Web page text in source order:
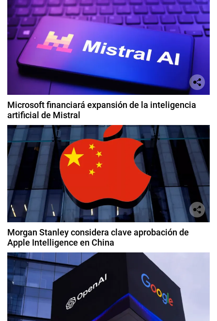
Microsoft financiará expansión de la inteligencia
artificial de Mistral
Morgan Stanley considera clave aprobación de
Apple Intelligence en China